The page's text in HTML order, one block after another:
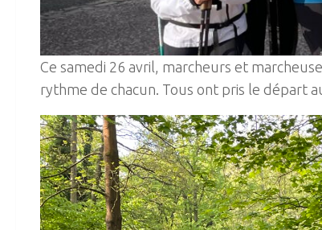
Ce samedi 26 avril, marcheurs et
rythme de chacun. Tous ont pris le départ